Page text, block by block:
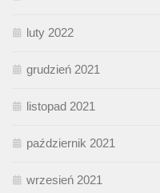
luty 2022
grudzień 2021
listopad 2021
październik 2021
wrzesień 2021